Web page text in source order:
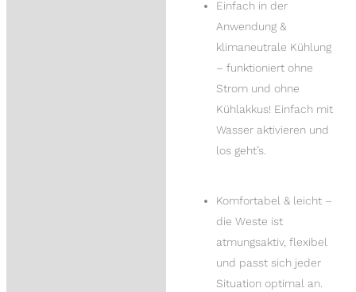
Einfach in der
Anwendung &
klimaneutrale Kühlung
– funktioniert ohne
Strom und ohne
Kühlakkus! Einfach mit
Wasser aktivieren und
los geht’s.
Komfortabel & leicht –
die Weste ist
atmungsaktiv, flexibel
und passt sich jeder
Situation optimal an.